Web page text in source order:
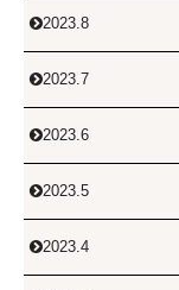
2023.8
2023.7
2023.6
2023.5
2023.4